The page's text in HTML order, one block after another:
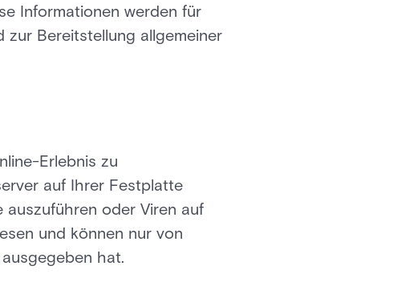
Informationen werden für
Bereitstellung allgemeiner
Erlebnis zu
auf Ihrer Festplatte
oder Viren auf
und können nur von
hat.